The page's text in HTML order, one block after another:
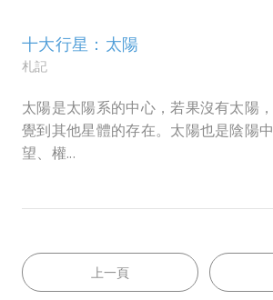
十大行星：太陽
札記
太陽是太陽系的中心，若果沒有太陽
覺到其他星體的存在。太陽也是陰陽
望、權...
上一頁